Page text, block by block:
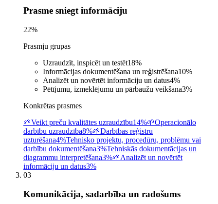
Prasme sniegt informāciju
22%
Prasmju grupas
Uzraudzīt, inspicēt un testēt18%
Informācijas dokumentēšana un reģistrēšana10%
Analizēt un novērtēt informāciju un datus4%
Pētījumu, izmeklējumu un pārbaužu veikšana3%
Konkrētas prasmes
🌱Veikt preču kvalitātes uzraudzību14%🌱Operacionālo
darbību uzraudzība8%🌱Darbības reģistru
uzturēšana4%Tehnisko projektu, procedūru, problēmu vai
darbību dokumentēšana3%Tehniskās dokumentācijas un
diagrammu interpretēšana3%🌱Analizēt un novērtēt
informāciju un datus3%
03
Komunikācija, sadarbība un radošums